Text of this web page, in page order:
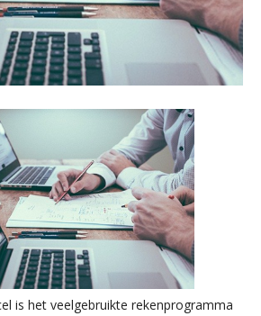
is het veelgebruikte rekenprogramma